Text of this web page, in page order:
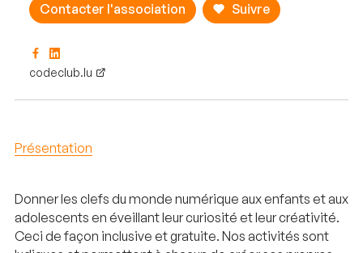
Contacter l'association Suivre
codeclub.lu
Présentation
Donner les clefs du monde numérique aux enfants et aux
adolescents en éveillant leur curiosité et leur créativité.
Ceci de façon inclusive et gratuite. Nos activités sont